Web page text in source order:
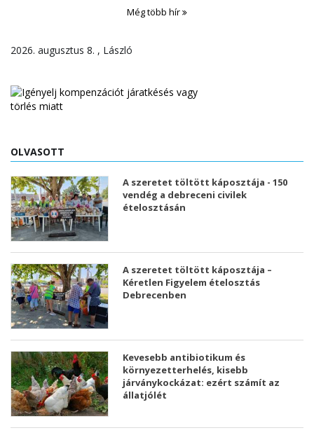
Még több hír
2026. augusztus 8. , László
OLVASOTT
A szeretet töltött káposztája - 150
vendég a debreceni civilek
ételosztásán
A szeretet töltött káposztája –
Kéretlen Figyelem ételosztás
Debrecenben
Kevesebb antibiotikum és
környezetterhelés, kisebb
járványkockázat: ezért számít az
állatjólét